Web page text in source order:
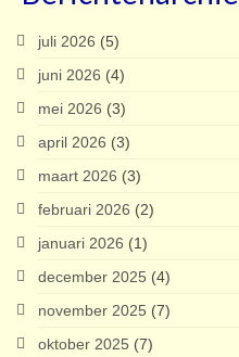
juli 2026 (5)
juni 2026 (4)
mei 2026 (3)
april 2026 (3)
maart 2026 (3)
februari 2026 (2)
januari 2026 (1)
december 2025 (4)
november 2025 (7)
oktober 2025 (7)